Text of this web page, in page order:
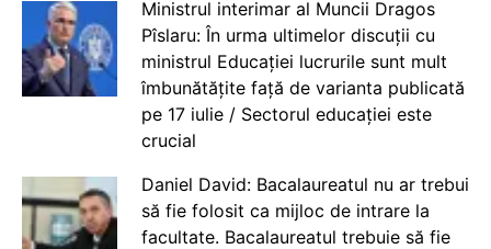
Ministrul interimar al Muncii Dragos
Pîslaru: În urma ultimelor discuții cu
ministrul Educației lucrurile sunt mult
îmbunătățite față de varianta publicată
pe 17 iulie / Sectorul educației este
crucial
Daniel David: Bacalaureatul nu ar trebui
să fie folosit ca mijloc de intrare la
facultate. Bacalaureatul trebuie să fie